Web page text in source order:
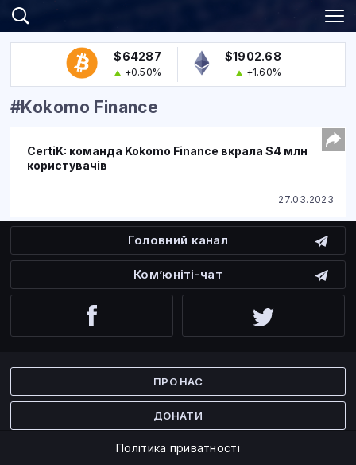
$64287
+0.50%
$1902.68
+1.60%
#Kokomo Finance
CertiK: команда Kokomo Finance вкрала $4 млн
користувачів
27.03.2023
Головний канал
Ком’юніті-чат
ПРО НАС
ДОНАТИ
Політика приватності